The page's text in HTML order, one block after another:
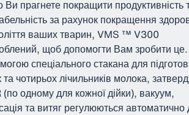
прагнете покращити продуктивність
за рахунок покращення
ваших тварин, VMS ™ V300
щоб допомогти Вам зробити
спеціального стакана для
та чотирьох лічильників молока,
(по одному для кожної дійки), вакуум,
та витяг регулюються автоматично